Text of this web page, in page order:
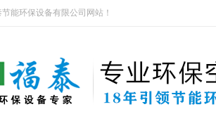
能环保设备有限公司网站！